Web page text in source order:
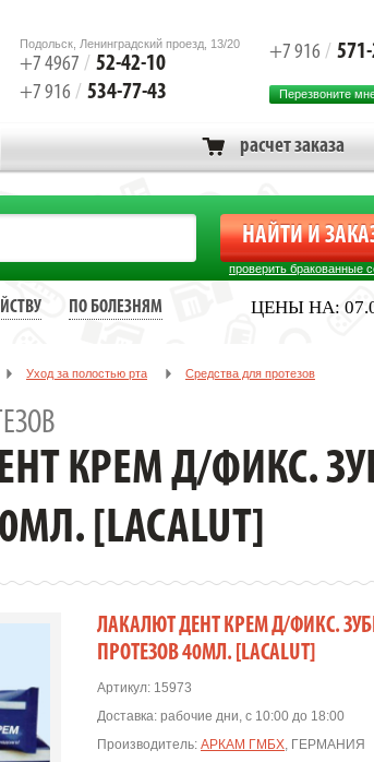
Подольск, Ленинградский проезд, 13/20
+7 4967 / 52-42-10
+7 916 / 534-77-43
+7 916 /
Перезвоните
расчет заказа
проверить бракованные
ЦЕНЫ НА:
ПО БОЛЕЗНЯМ
Уход за полостью рта Средства для протезов
КРЕМ Д/ФИКС.
[LACALUT]
ЛАКАЛЮТ ДЕНТ КРЕМ Д/ФИКС.
ПРОТЕЗОВ 40МЛ. [LACALUT]
Артикул: 15973
Доставка: рабочие дни, с 10:00 до 18:00
Производитель: АРКАМ ГМБХ, ГЕРМАНИЯ